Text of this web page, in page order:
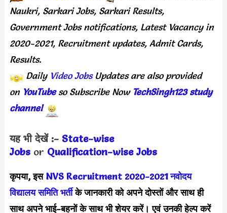
Naukri, Sarkari Jobs, Sarkari Results,
Government Jobs notifications, Latest Vacancy in
2020-2021, Recruitment updates, Admit Cards,
Results.
Daily Video JobsUpdates are also provided
on YouTubeso Subscribe Now TechSingh123 study
channel
यह भी देखें :- State-wise
Jobs or Qualification-wise Jobs
कृपया, इस NVS Recruitment 2020-2021 नवोदय
विद्यालय समिति भर्तीके जानकारी को अपने दोस्तों और साथ ही
साथ अपने भाई-बहनों के साथ भी शेयर करें। एवं उनकी हेल्प करें